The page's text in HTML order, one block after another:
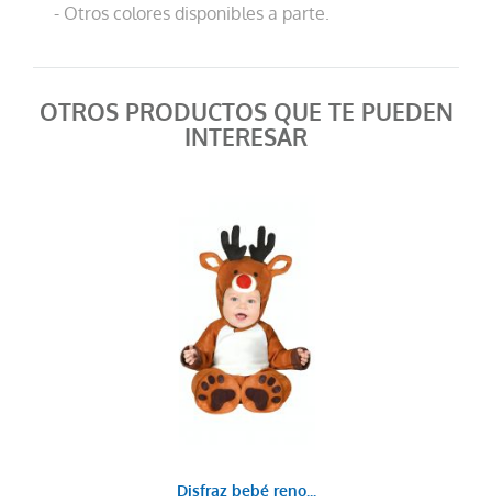
- Otros colores disponibles a parte.
OTROS PRODUCTOS QUE TE PUEDEN
INTERESAR
Disfraz bebé reno...